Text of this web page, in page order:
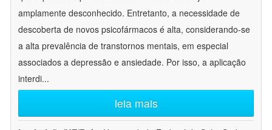
amplamente desconhecido. Entretanto, a necessidade de
descoberta de novos psicofármacos é alta, considerando-se
a alta prevalência de transtornos mentais, em especial
associados a depressão e ansiedade. Por isso, a aplicação
interdi...
leia mais